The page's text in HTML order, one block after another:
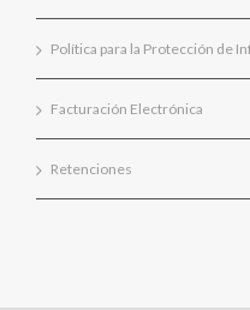
Política para la Protección de
Facturación Electrónica
Retenciones